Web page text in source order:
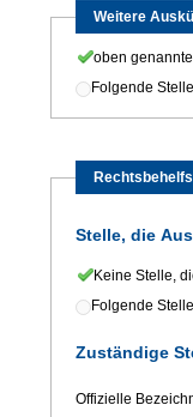
Weitere
oben
Folgende Stelle
Stelle, die
Keine Stelle,
Folgende Stelle
Zuständige
Offizielle